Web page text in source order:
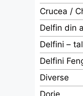
Crucea /
Delfin din
Delfini –
Delfini
Diverse
Dorje